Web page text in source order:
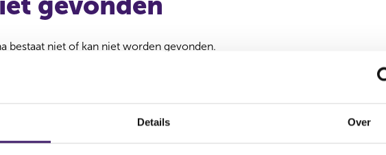
Details Over
bestaat niet of kan niet worden gevonden.